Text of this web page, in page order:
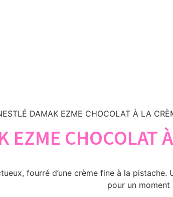
DAMAK EZME CHOCOLAT À LA
EZME CHOCOLAT
fourré d’une crème fine à la
pour un